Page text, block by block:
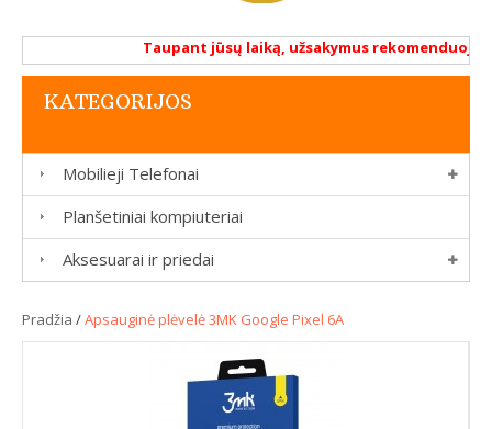
Taupant jūsų laiką, užsakymus
KATEGORIJOS
Mobilieji Telefonai
Planšetiniai kompiuteriai
Aksesuarai ir priedai
Pradžia /Apsauginė plėvelė 3MK Google Pixel 6A